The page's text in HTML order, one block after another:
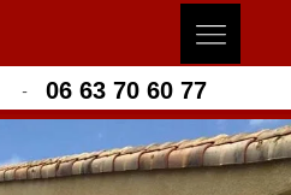
- 06 63 70 60 77